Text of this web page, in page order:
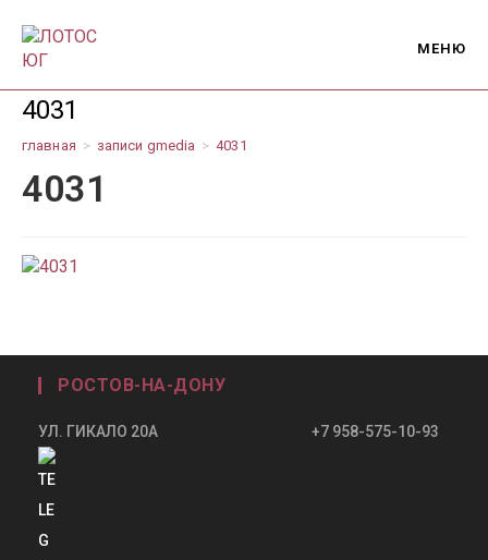
содержимому
МЕНЮ
4031
главная > записи gmedia > 4031
4031
РОСТОВ-НА-ДОНУ
УЛ. ГИКАЛО 20А +7 958-575-10-93